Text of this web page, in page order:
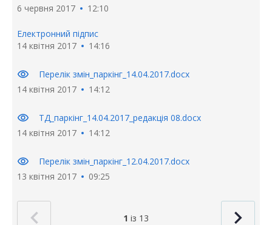
6 червня 2017 12:10
Електронний підпис
14 квітня 2017
14:16
visibility
Перелік змін_паркінг_14.04.2017.docx
14 квітня 2017
14:12
visibility
ТД_паркінг_14.04.2017_редакція 08.docx
14 квітня 2017
14:12
visibility
Перелік змін_паркінг_12.04.2017.docx
13 квітня 2017
09:25
1 із 13